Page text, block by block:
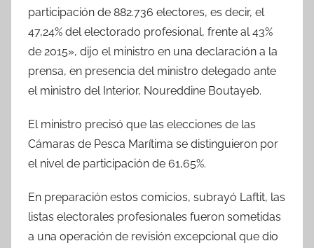
participación de 882.736 electores, es decir, el
47,24% del electorado profesional, frente al 43%
de 2015», dijo el ministro en una declaración a la
prensa, en presencia del ministro delegado ante
el ministro del Interior, Noureddine Boutayeb.
El ministro precisó que las elecciones de las
Cámaras de Pesca Marítima se distinguieron por
el nivel de participación de 61,65%.
En preparación estos comicios, subrayó Laftit, las
listas electorales profesionales fueron sometidas
a una operación de revisión excepcional que dio